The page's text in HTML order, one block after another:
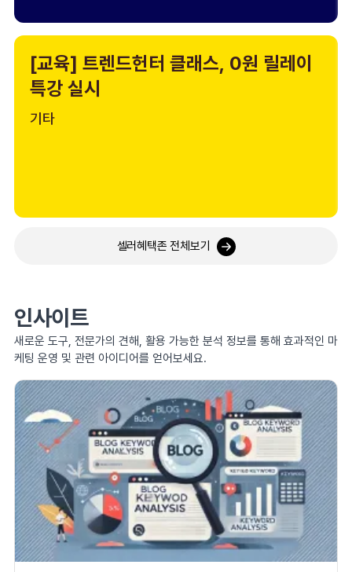
[교육] 트렌드헌터 클래스, 0원 릴레이
특강 실시
기타
셀러혜택존 전체보기
인사이트
새로운 도구, 전문가의 견해, 활용 가능한 분석 정보를 통해 효과적인 마
케팅 운영 및 관련 아이디어를 얻어보세요.